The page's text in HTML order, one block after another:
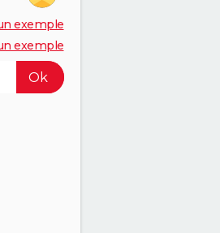
exemple
exemple